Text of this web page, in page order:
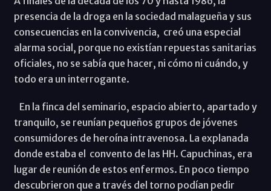
presencia de la droga en la sociedad malagueña y sus
consecuencias en la convivencia, creó una especial
alarma social, porque no existían repuestas sanitarias
oficiales, no se sabía que hacer, ni cómo ni cuándo, y
todo era un interrogante.
En la finca del seminario, espacio abierto, apartado y
tranquilo, se reunían pequeños grupos de jóvenes
consumidores de heroína intravenosa. La explanada
donde estaba el convento de las HH. Capuchinas, era
lugar de reunión de estos enfermos. En poco tiempo
descubrieron que a través del torno podían pedir